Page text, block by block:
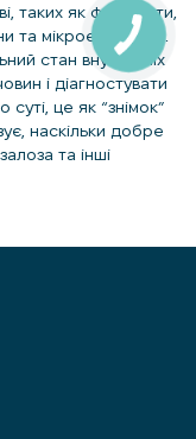
таких як ферменти,
та мікроелементи.
стан внутрішніх
і діагностувати
суті, це як “знімок”
наскільки добре
та інші